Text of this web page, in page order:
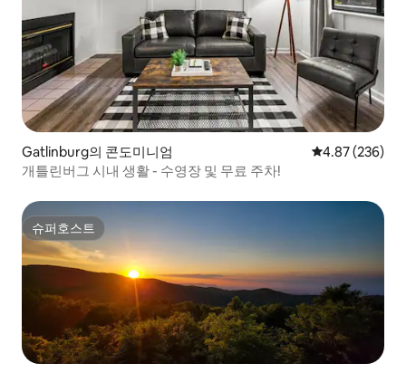
Gatlinburg의 콘도미니엄 평점 4.87점(5
4.87 (236)
개틀린버그 시내 생활 - 수영장 및 무료 주차!
슈퍼호스트
슈퍼호스트